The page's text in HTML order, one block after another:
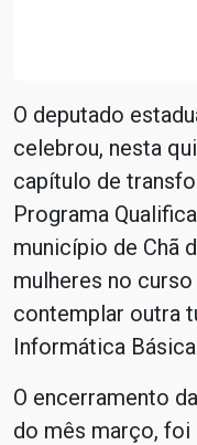
O deputado
celebrou, nesta
capítulo de
Programa
município de Chã
mulheres no
contemplar outra
Informática
O encerramento
do mês março,